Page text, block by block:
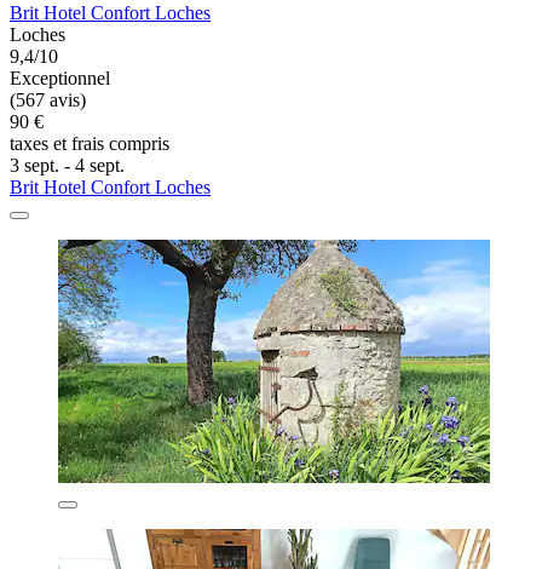
Brit Hotel Confort Loches
Loches
9,4/10
Exceptionnel
(567 avis)
90 €
taxes et frais compris
3 sept. - 4 sept.
Brit Hotel Confort Loches